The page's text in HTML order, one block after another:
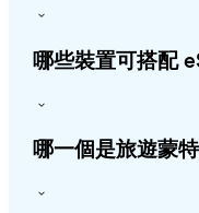
哪些裝置可搭配
哪一個是旅遊蒙